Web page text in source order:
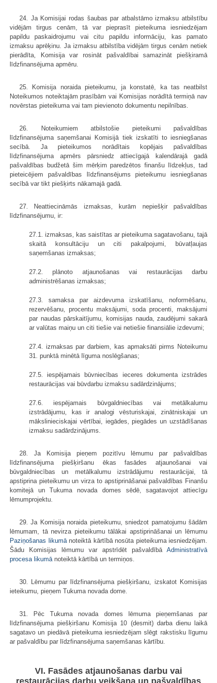
24. Ja Komisijai rodas šaubas par atbalstāmo izmaksu atbilstību
vidējām tirgus cenām, tā var pieprasīt pieteikuma iesniedzējam
papildu paskaidrojumu vai citu papildu informāciju, kas pamato
izmaksu aprēķinu. Ja izmaksu atbilstība vidējām tirgus cenām netiek
pierādīta, Komisija var rosināt pašvaldībai samazināt piešķiramā
līdzfinansējuma apmēru.
25. Komisija noraida pieteikumu, ja konstatē, ka tas neatbilst
Noteikumos noteiktajām prasībām vai Komisijas norādītā termiņā nav
novērstas pieteikuma vai tam pievienoto dokumentu nepilnības.
26. Noteikumiem atbilstošie pieteikumi pašvaldības
līdzfinansējuma saņemšanai Komisijā tiek izskatīti to iesniegšanas
secībā. Ja pieteikumos norādītais kopējais pašvaldības
līdzfinansējuma apmērs pārsniedz attiecīgajā kalendārajā gadā
pašvaldības budžetā šim mērķim paredzētos finanšu līdzekļus, tad
pieteicējiem pašvaldības līdzfinansējums pieteikumu iesniegšanas
secībā var tikt piešķirts nākamajā gadā.
27. Neattiecināmās izmaksas, kurām nepiešķir pašvaldības
līdzfinansējumu, ir:
27.1. izmaksas, kas saistītas ar pieteikuma sagatavošanu, tajā
skaitā konsultāciju un citi pakalpojumi, būvatļaujas
saņemšanas izmaksas;
27.2. plānoto atjaunošanas vai restaurācijas darbu
administrēšanas izmaksas;
27.3. samaksa par aizdevuma izskatīšanu, noformēšanu,
rezervēšanu, procentu maksājumi, soda procenti, maksājumi
par naudas pārskaitījumu, komisijas nauda, zaudējumi sakarā
ar valūtas maiņu un citi tiešie vai netiešie finansiālie izdevumi;
27.4. izmaksas par darbiem, kas apmaksāti pirms Noteikumu
31. punktā minētā līguma noslēgšanas;
27.5. iespējamais būvniecības ieceres dokumenta izstrādes
restaurācijas vai būvdarbu izmaksu sadārdzinājums;
27.6. iespējamais būvgaldniecības vai metālkalumu
izstrādājumu, kas ir analogi vēsturiskajai, zinātniskajai un
mākslinieciskajai vērtībai, iegādes, piegādes un uzstādīšanas
izmaksu sadārdzinājums.
28. Ja Komisija pieņem pozitīvu lēmumu par pašvaldības
līdzfinansējuma piešķiršanu ēkas fasādes atjaunošanai vai
būvgaldniecības un metālkalumu izstrādājumu restaurācijai, tā
apstiprina pieteikumu un virza to apstiprināšanai pašvaldības Finanšu
komitejā un Tukuma novada domes sēdē, sagatavojot attiecīgu
lēmumprojektu.
29. Ja Komisija noraida pieteikumu, sniedzot pamatojumu šādām
lēmumam, tā nevirza pieteikumu tālākai apstiprināšanai un lēmumu
Paziņošanas likumānoteiktā kārtībā nosūta pieteikuma iesniedzējam.
Šādu Komisijas lēmumu var apstrīdēt pašvaldībā Administratīvā
procesa likumānoteiktā kārtībā un termiņos.
30. Lēmumu par līdzfinansējuma piešķiršanu, izskatot Komisijas
ieteikumu, pieņem Tukuma novada dome.
31. Pēc Tukuma novada domes lēmuma pieņemšanas par
līdzfinansējuma piešķiršanu Komisija 10 (desmit) darba dienu laikā
sagatavo un piedāvā pieteikuma iesniedzējam slēgt rakstisku līgumu
ar pašvaldību par līdzfinansējuma saņemšanas kārtību.
VI. Fasādes atjaunošanas darbu vai
restaurācijas darbu veikšana un pašvaldības